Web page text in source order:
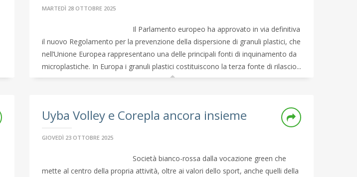
MARTEDÌ 28 OTTOBRE 2025
Il Parlamento europeo ha approvato in via definitiva
il nuovo Regolamento per la prevenzione della dispersione di granuli plastici, che
nell’Unione Europea rappresentano una delle principali fonti di inquinamento da
microplastiche. In Europa i granuli plastici costituiscono la terza fonte di rilascio...
Uyba Volley e Corepla ancora insieme
GIOVEDÌ 23 OTTOBRE 2025
Società bianco-rossa dalla vocazione green che
mette al centro della propria attività, oltre ai valori dello sport, anche quelli della